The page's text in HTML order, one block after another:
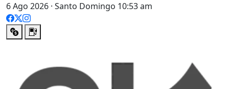
6 Ago 2026 · Santo Domingo 10:53 am